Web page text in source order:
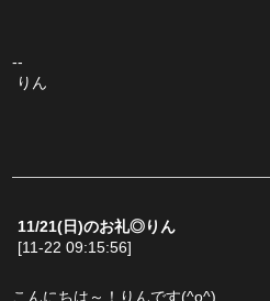
--
りん
11/21(日)のお礼◎りん
[11-22 09:15:56]
こんにちは～！りんです(^o^)